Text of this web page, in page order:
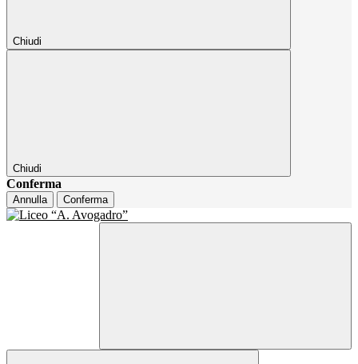
Chiudi
Chiudi
Conferma
Annulla Conferma